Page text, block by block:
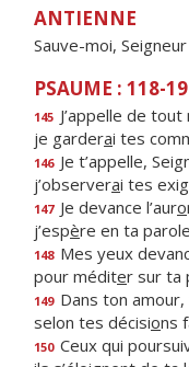
ANTIENNE
Sauve-moi,
PSAUME : 118-19
145 J’appelle de
je garderai tes
146 Je t’appelle,
j’observerai tes
147 Je devance l’auro
j’espère en ta
148 Mes yeux
pour méditer sur ta
149 Dans ton
selon tes décisions
150 Ceux qui